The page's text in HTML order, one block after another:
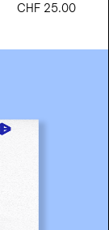
CHF 25.00